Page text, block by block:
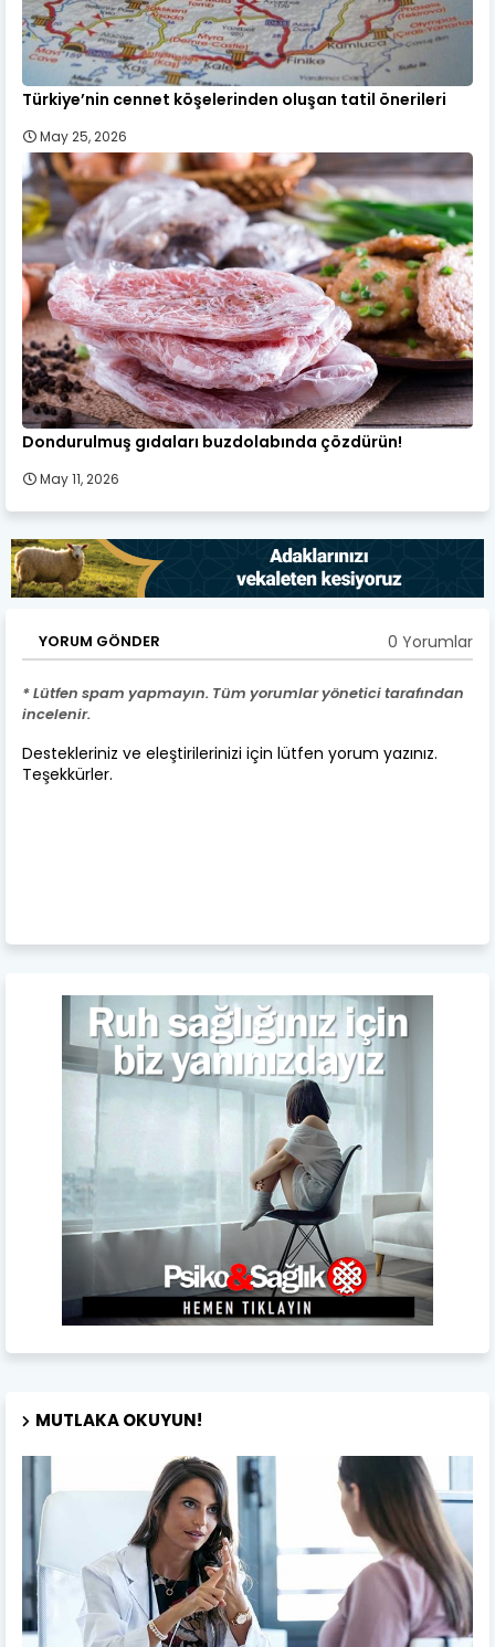
Türkiye’nin cennet köşelerinden oluşan tatil önerileri
May 25, 2026
Dondurulmuş gıdaları buzdolabında çözdürün!
May 11, 2026
YORUM GÖNDER 0 Yorumlar
* Lütfen spam yapmayın. Tüm yorumlar yönetici tarafından
incelenir.
Destekleriniz ve eleştirilerinizi için lütfen yorum yazınız.
Teşekkürler.
MUTLAKA OKUYUN!